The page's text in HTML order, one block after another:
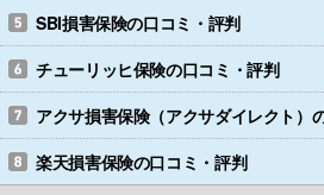
SBI損害保険の口コミ・評判
チューリッヒ保険の口コミ・評判
アクサ損害保険（アクサダイレクト）
楽天損害保険の口コミ・評判